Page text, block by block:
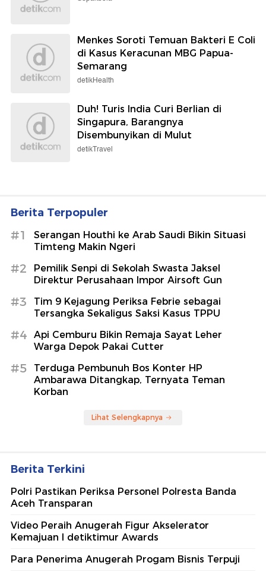
Menkes Soroti Temuan Bakteri E Coli
di Kasus Keracunan MBG Papua-
Semarang
detikHealth
Duh! Turis India Curi Berlian di
Singapura, Barangnya
Disembunyikan di Mulut
detikTravel
Berita Terpopuler
#1
Serangan Houthi ke Arab Saudi Bikin Situasi
Timteng Makin Ngeri
#2
Pemilik Senpi di Sekolah Swasta Jaksel
Direktur Perusahaan Impor Airsoft Gun
#3
Tim 9 Kejagung Periksa Febrie sebagai
Tersangka Sekaligus Saksi Kasus TPPU
#4
Api Cemburu Bikin Remaja Sayat Leher
Warga Depok Pakai Cutter
#5
Terduga Pembunuh Bos Konter HP
Ambarawa Ditangkap, Ternyata Teman
Korban
Lihat Selengkapnya
Berita Terkini
Polri Pastikan Periksa Personel Polresta Banda
Aceh Transparan
Video Peraih Anugerah Figur Akselerator
Kemajuan I detiktimur Awards
Para Penerima Anugerah Progam Bisnis Terpuji